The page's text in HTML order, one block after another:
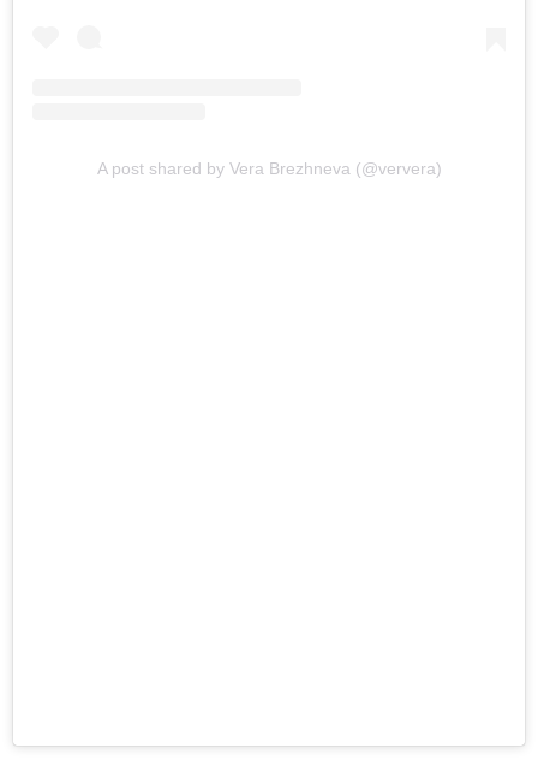
A post shared by Vera Brezhneva (@ververa)